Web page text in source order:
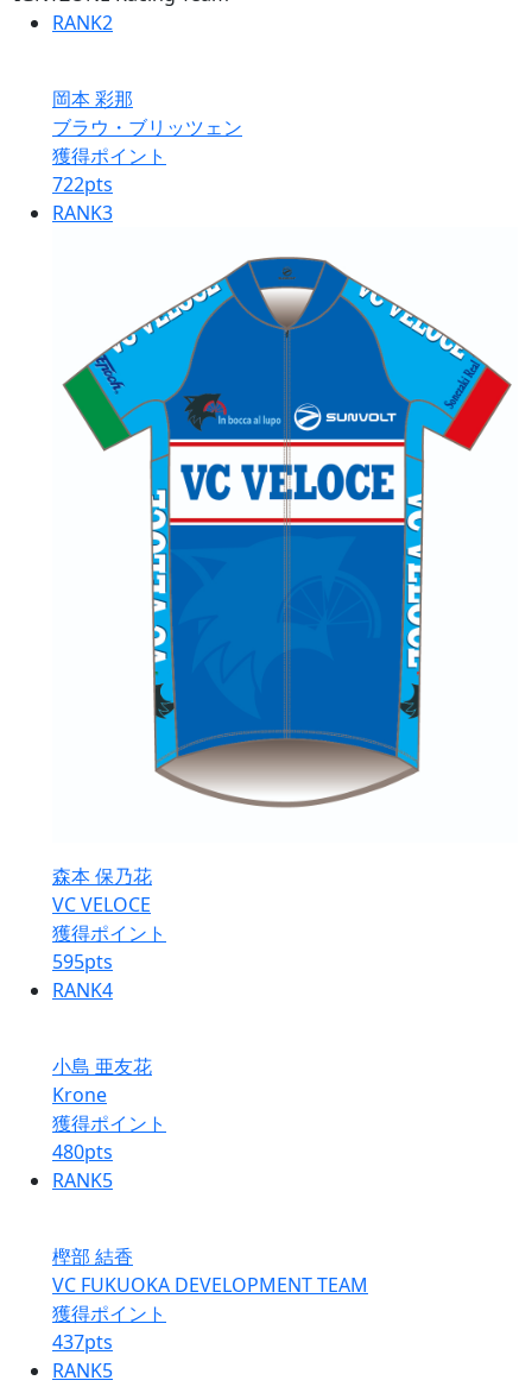
RANK2
岡本 彩那
ブラウ・ブリッツェン
獲得ポイント
722pts
RANK3
森本 保乃花
VC VELOCE
獲得ポイント
595pts
RANK4
小島 亜友花
Krone
獲得ポイント
480pts
RANK5
樫部 結香
VC FUKUOKA DEVELOPMENT TEAM
獲得ポイント
437pts
RANK5